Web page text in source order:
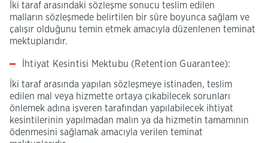
İki taraf arasındaki sözleşme sonucu teslim edilen
malların sözleşmede belirtilen bir süre boyunca sağlam ve
çalışır olduğunu temin etmek amacıyla düzenlenen teminat
mektuplarıdır.
İhtiyat Kesintisi Mektubu (Retention Guarantee):
İki taraf arasında yapılan sözleşmeye istinaden, teslim
edilen mal veya hizmette ortaya çıkabilecek sorunları
önlemek adına işveren tarafından yapılabilecek ihtiyat
kesintilerinin yapılmadan malın ya da hizmetin tamamının
ödenmesini sağlamak amacıyla verilen teminat